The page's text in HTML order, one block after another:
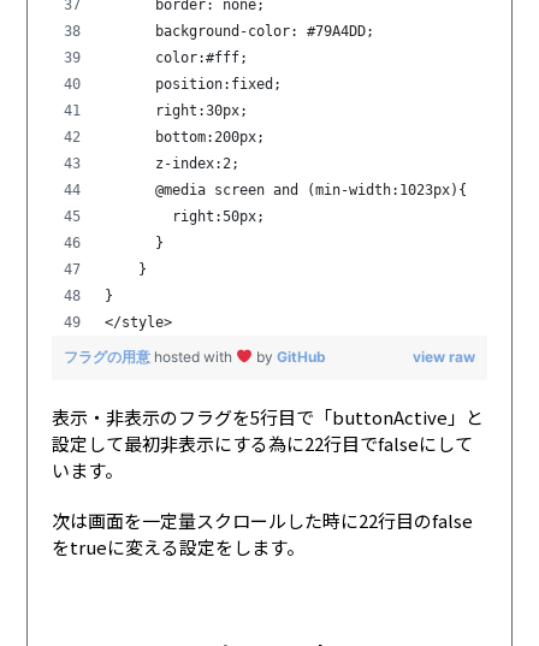
      border: none;
      background-color: #79A4DD;
      color:#fff;
      position:fixed;
      right:30px;
      bottom:200px;
      z-index:2;
      @media screen and (min-width:1023px){
        right:50px;
      }
    }
}
</style>
view raw
フラグの用意 hosted with byGitHub
表示・非表示のフラグを5行目で「buttonActive」と
設定して最初非表示にする為に22行目でfalseにして
います。
次は画面を一定量スクロールした時に22行目のfalse
をtrueに変える設定をします。